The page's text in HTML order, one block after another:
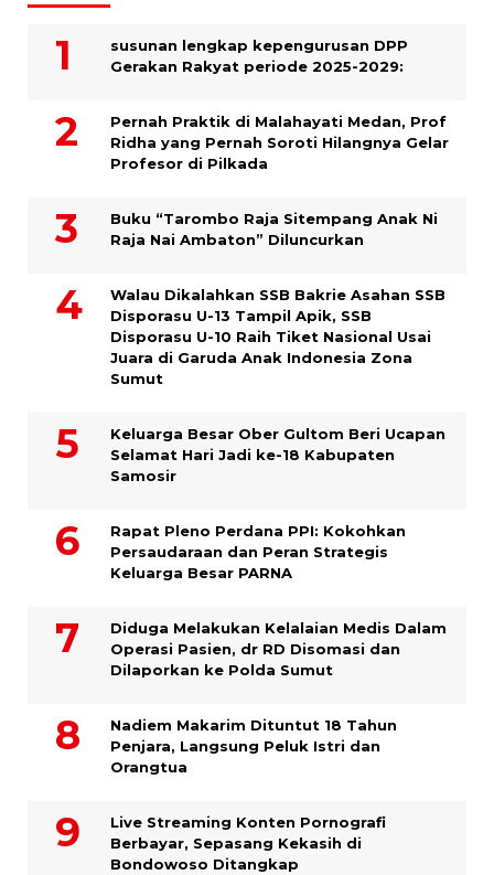
susunan lengkap kepengurusan DPP
Gerakan Rakyat periode 2025-2029:
Pernah Praktik di Malahayati Medan, Prof
Ridha yang Pernah Soroti Hilangnya Gelar
Profesor di Pilkada
Buku “Tarombo Raja Sitempang Anak Ni
Raja Nai Ambaton” Diluncurkan
Walau Dikalahkan SSB Bakrie Asahan SSB
Disporasu U-13 Tampil Apik, SSB
Disporasu U-10 Raih Tiket Nasional Usai
Juara di Garuda Anak Indonesia Zona
Sumut
Keluarga Besar Ober Gultom Beri Ucapan
Selamat Hari Jadi ke-18 Kabupaten
Samosir
Rapat Pleno Perdana PPI: Kokohkan
Persaudaraan dan Peran Strategis
Keluarga Besar PARNA
Diduga Melakukan Kelalaian Medis Dalam
Operasi Pasien, dr RD Disomasi dan
Dilaporkan ke Polda Sumut
​Nadiem Makarim Dituntut 18 Tahun
Penjara, Langsung Peluk Istri dan
Orangtua
Live Streaming Konten Pornografi
Berbayar, Sepasang Kekasih di
Bondowoso Ditangkap